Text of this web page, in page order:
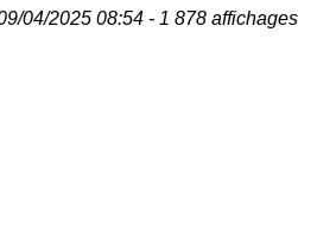
04/2025 08:54 - 1 878 affichages